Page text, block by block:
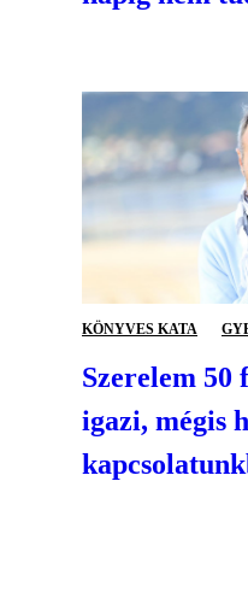
KÖNYVES KATA
Szerelem 50
igazi, mégis